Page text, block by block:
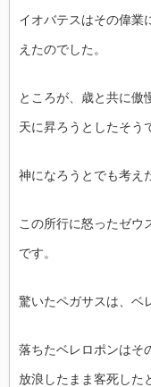
イオバテスはその偉業
えたのでした。
ところが、歳と共に傲
天に昇ろうとしたそう
神になろうとでも考え
この所行に怒ったゼウ
です。
驚いたペガサスは、ベ
落ちたベレロポンはそ
放浪したまま客死した